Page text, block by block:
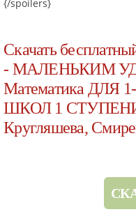
{/spoilers}
Скачать
- МАЛЕНЬКИМ
Математика ДЛЯ
ШКОЛ 1 СТУПЕНИ
Кругляшева,